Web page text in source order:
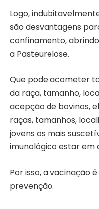
Logo,
são desvantagens
confinamento,
a Pasteurelose.
Que pode acometer
da raça, tamanho,
acepção de bovinos,
raças, tamanhos,
jovens os mais
imunológico estar em
Por isso, a vacinação
prevenção.